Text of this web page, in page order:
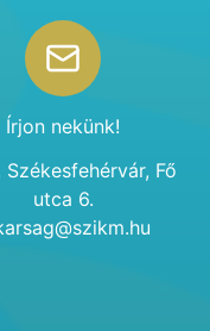
Írjon nekünk!
Fő
utca 6.